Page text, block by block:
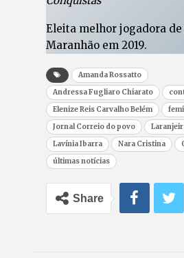
Eleita melhor jogadora
Maranhão em 2019.
Amanda Rossatto
Andressa Fugliaro Chiarato
Elenize Reis Carvalho Belém
Jornal Correio do povo
Lavínia Ibarra
Nara Cristina
últimas notícias
Share